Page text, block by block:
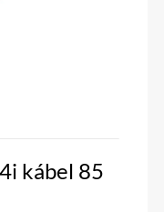
kábel 85